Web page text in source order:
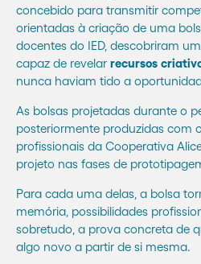
concebido para transmitir
orientadas à criação de uma
docentes do IED, descobriram
capaz de revelar recursos
nunca haviam tido a
As bolsas projetadas durante o
posteriormente produzidas com
profissionais da Cooperativa
projeto nas fases de
Para cada uma delas, a bolsa
memória, possibilidades
sobretudo, a prova concreta de
algo novo a partir de si mesma.